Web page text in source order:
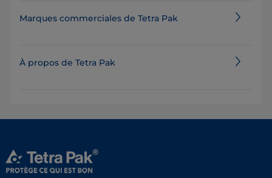
Marques commerciales de Tetra Pak
À propos de Tetra Pak